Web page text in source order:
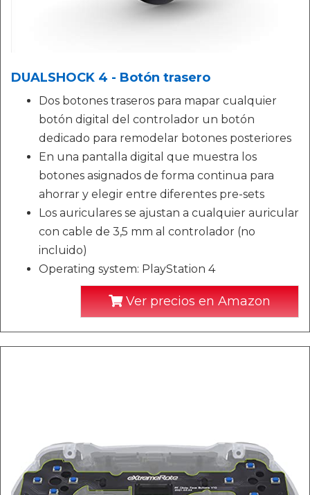
DUALSHOCK 4 - Botón trasero
Dos botones traseros para mapar cualquier
botón digital del controlador un botón
dedicado para remodelar botones posteriores
En una pantalla digital que muestra los
botones asignados de forma continua para
ahorrar y elegir entre diferentes pre-sets
Los auriculares se ajustan a cualquier auricular
con cable de 3,5 mm al controlador (no
incluido)
Operating system: PlayStation 4
Ver precios en Amazon